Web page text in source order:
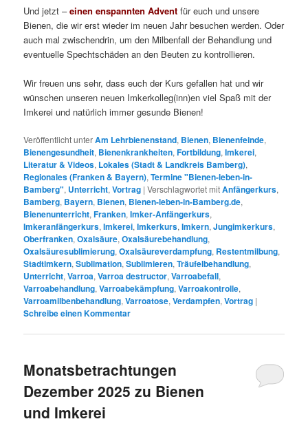
Und jetzt –einen enspannten Advent für euch und unsere
Bienen, die wir erst wieder im neuen Jahr besuchen werden. Oder
auch mal zwischendrin, um den Milbenfall der Behandlung und
eventuelle Spechtschäden an den Beuten zu kontrollieren.
Wir freuen uns sehr, dass euch der Kurs gefallen hat und wir
wünschen unseren neuen Imkerkolleg(inn)en viel Spaß mit der
Imkerei und natürlich immer gesunde Bienen!
Veröffentlicht unterAm Lehrbienenstand, Bienen, Bienenfeinde,
Bienengesundheit, Bienenkrankheiten,Fortbildung,Imkerei,
Literatur & Videos, Lokales (Stadt & Landkreis Bamberg),
Regionales (Franken & Bayern),Termine "Bienen-leben-in-
Bamberg", Unterricht,Vortrag |Verschlagwortet mitAnfängerkurs,
Bamberg, Bayern, Bienen, Bienen-leben-in-Bamberg.de,
Bienenunterricht,Franken,Imker-Anfängerkurs,
Imkeranfängerkurs,Imkerei,Imkerkurs,Imkern,Jungimkerkurs,
Oberfranken,Oxalsäure,Oxalsäurebehandlung,
Oxalsäuresublimierung,Oxalsäureverdampfung, Restentmilbung,
Stadtimkern,Sublimation,Sublimieren,Träufelbehandlung,
Unterricht,Varroa,Varroa destructor,Varroabefall,
Varroabehandlung,Varroabekämpfung,Varroakontrolle,
Varroamilbenbehandlung,Varroatose,Verdampfen,Vortrag |
Schreibe einen Kommentar
Monatsbetrachtungen
Dezember 2025 zu Bienen
und Imkerei